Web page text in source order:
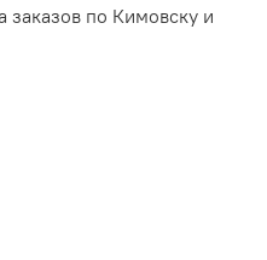
заказов по Кимовску и